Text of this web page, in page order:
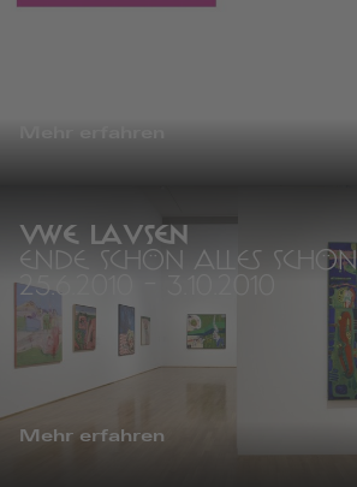
UWE LAUSEN
ENDE SCHÖN ALLES SCHÖN
25.6.2010
Mehr erfahren